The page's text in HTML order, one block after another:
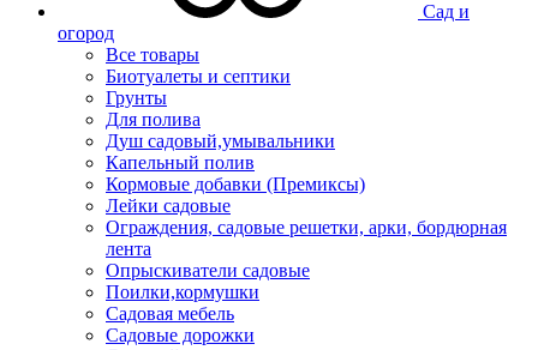
Сад и
огород
Все товары
Биотуалеты и септики
Грунты
Для полива
Душ садовый,умывальники
Капельный полив
Кормовые добавки (Премиксы)
Лейки садовые
Ограждения, садовые решетки, арки, бордюрная
лента
Опрыскиватели садовые
Поилки,кормушки
Садовая мебель
Садовые дорожки